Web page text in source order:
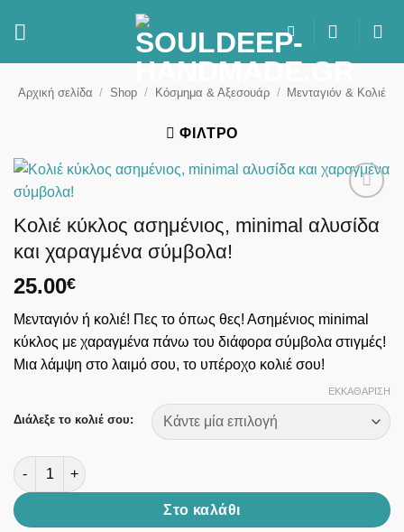
Αρχική σελίδα / Shop / Κόσμημα & Αξεσουάρ / Μενταγιόν & Κολιέ
ΦΊΛΤΡΟ
Κολιέ κύκλος ασημένιος, minimal αλυσίδα
και χαραγμένα σύμβολα!
25.00€
Μενταγιόν ή κολιέ! Πες το όπως θες! Ασημένιος minimal
κύκλος με χαραγμένα πάνω του διάφορα σύμβολα στιγμές!
Μια λάμψη στο λαιμό σου, το υπέροχο κολιέ σου!
Διάλεξε το κολιέ σου:
ΕΚΚΑΘΆΡΙΣΗ
Κολιέ κύκλος ασημένιος, minimal αλυσίδα και χαραγμένα
Στο καλάθι